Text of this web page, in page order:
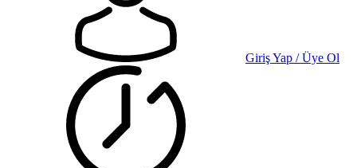
Giriş Yap / Üye Ol